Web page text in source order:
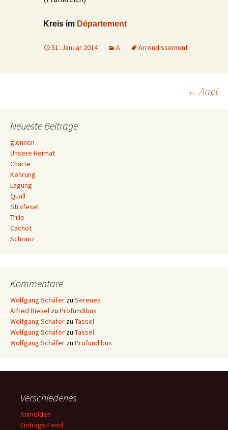
Kreis im Département
31. Januar 2014 A Arrondissement
Navigation
← Arret
Neueste Beiträge
glennen
Unsere Heimat
Charte
Kehrung
Lagung
Quall
Strafesel
Trille
Cachot
Schranz
Kommentare
Wolfgang Schäfer zu Serenes
Alfred Biesel zu Profundibus
Wolfgang Schäfer zu Tassel
Wolfgang Schäfer zu Tassel
Wolfgang Schäfer zu Profundibus
Verschiedenes
Anmelden
Eintrags-Feed